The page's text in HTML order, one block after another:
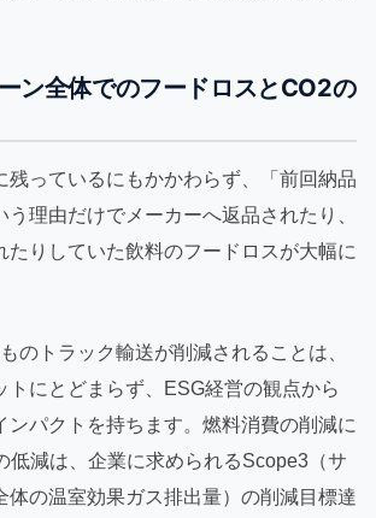
ン全体でのフードロスとCO2の
残っているにもかかわらず、「前回納品
理由だけでメーカーへ返品されたり、
たりしていた飲料のフードロスが大幅に
のトラック輸送が削減されることは、
トにとどまらず、ESG経営の観点から
ンパクトを持ちます。燃料消費の削減に
低減は、企業に求められるScope3（サ
体の温室効果ガス排出量）の削減目標達